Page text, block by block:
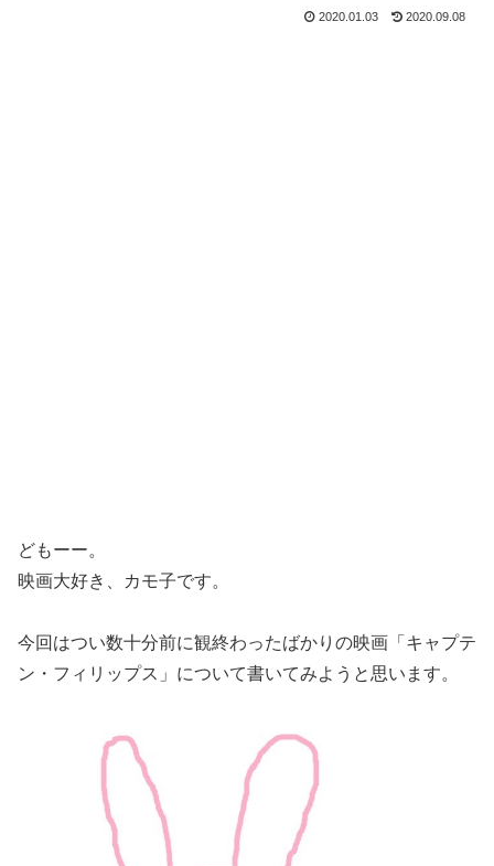
2020.01.03 2020.09.08
どもーー。
映画大好き、カモ子です。
今回はつい数十分前に観終わったばかりの映画「キャプテ
ン・フィリップス」について書いてみようと思います。